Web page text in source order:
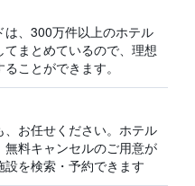
、300万件以上のホテル
まとめているので、理想
ことができます。
お任せください。ホテル
無料キャンセルのご用意が
を検索・予約できます